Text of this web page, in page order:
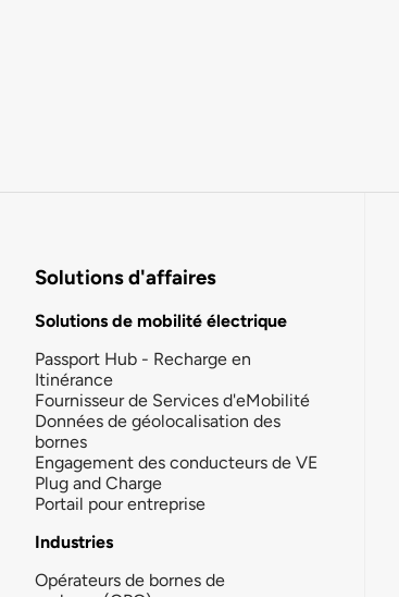
Solutions d'affaires
Solutions de mobilité électrique
Passport Hub - Recharge en
Itinérance
Fournisseur de Services d'eMobilité
Données de géolocalisation des
bornes
Engagement des conducteurs de VE
Plug and Charge
Portail pour entreprise
Industries
Opérateurs de bornes de